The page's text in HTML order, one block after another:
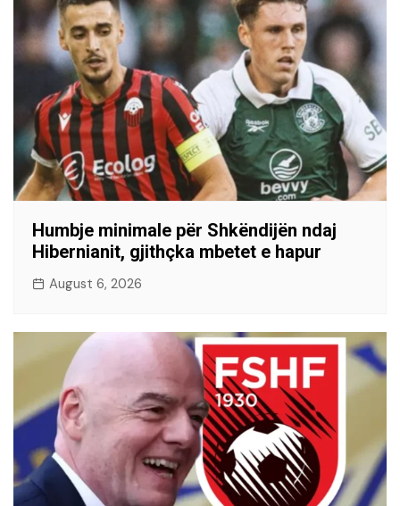
Humbje minimale për Shkëndijën ndaj
Hibernianit, gjithçka mbetet e hapur
August 6, 2026